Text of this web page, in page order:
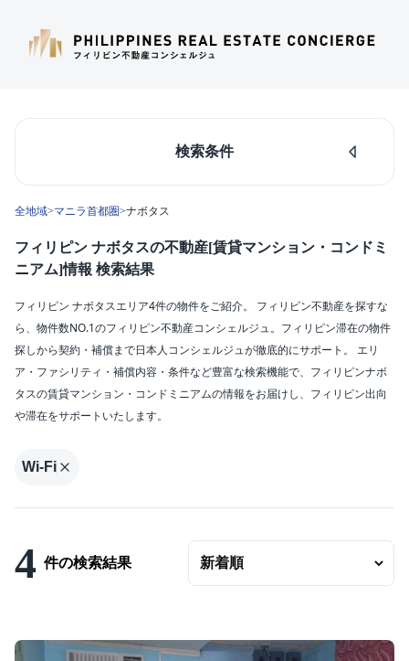
検索条件
マカティ
タギッグ
ケソンシティ
ダパオ
セブシティ
カラバルソン
エリア
ナボタス(4)
エリアの変更
ベッドルーム数
バスルーム数
〜
全地域>マニラ首都圏>ナボタス
フィリピン ナボタスの不動産[賃貸マンション・コンドミ
ニアム]情報 検索結果
フィリピン ナボタスエリア4件の物件をご紹介。 フィリピン不動産を探すな
ら、物件数NO.1のフィリピン不動産コンシェルジュ。フィリピン滞在の物件
探しから契約・補償まで日本人コンシェルジュが徹底的にサポート。 エリ
ア・ファシリティ・補償内容・条件など豊富な検索機能で、フィリピンナボ
タスの賃貸マンション・コンドミニアムの情報をお届けし、フィリピン出向
や滞在をサポートいたします。
Wi-Fi
4 件の検索結果